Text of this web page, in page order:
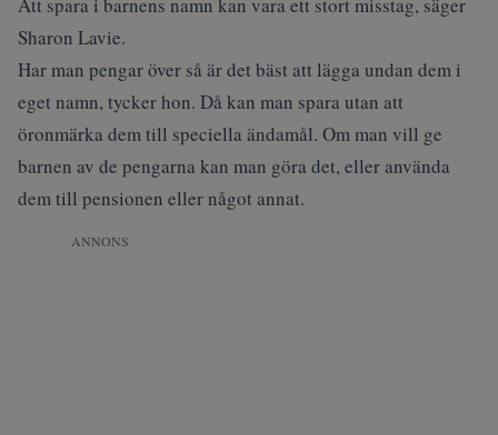
Sharon Lavie.
Har man pengar över så är det bäst att lägga undan dem i
eget namn, tycker hon. Då kan man spara utan att
öronmärka dem till speciella ändamål. Om man vill ge
barnen av de pengarna kan man göra det, eller använda
dem till pensionen eller något annat.
ANNONS